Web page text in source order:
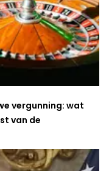
vergunning: wat
van de